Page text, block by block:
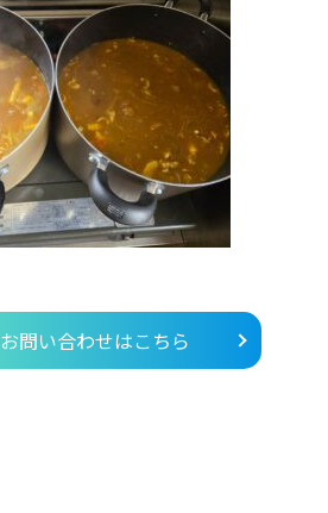
お問い合わせはこちら